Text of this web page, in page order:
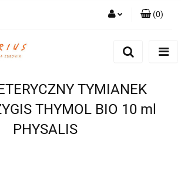
(0)
TYMIANEK
THYMOL BIO 10 ml
PHYSALIS